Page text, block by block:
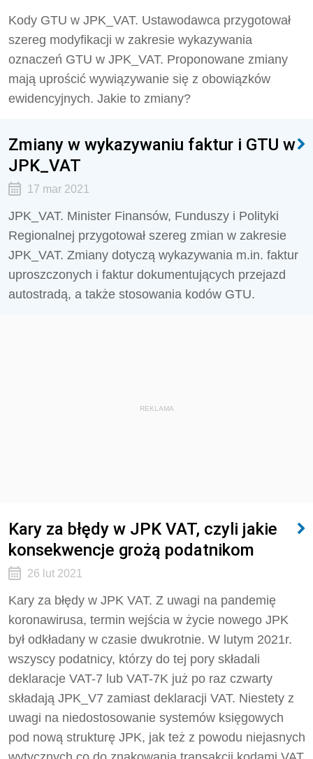
Kody GTU w JPK_VAT. Ustawodawca przygotował
szereg modyfikacji w zakresie wykazywania
oznaczeń GTU w JPK_VAT. Proponowane zmiany
mają uprościć wywiązywanie się z obowiązków
ewidencyjnych. Jakie to zmiany?
Zmiany w wykazywaniu faktur i GTU w
JPK_VAT
17 mar 2021
JPK_VAT. Minister Finansów, Funduszy i Polityki
Regionalnej przygotował szereg zmian w zakresie
JPK_VAT. Zmiany dotyczą wykazywania m.in. faktur
uproszczonych i faktur dokumentujących przejazd
autostradą, a także stosowania kodów GTU.
REKLAMA
Kary za błędy w JPK VAT, czyli jakie
konsekwencje grożą podatnikom
26 lut 2021
Kary za błędy w JPK VAT. Z uwagi na pandemię
koronawirusa, termin wejścia w życie nowego JPK
był odkładany w czasie dwukrotnie. W lutym 2021r.
wszyscy podatnicy, którzy do tej pory składali
deklaracje VAT-7 lub VAT-7K już po raz czwarty
składają JPK_V7 zamiast deklaracji VAT. Niestety z
uwagi na niedostosowanie systemów księgowych
pod nową strukturę JPK, jak też z powodu niejasnych